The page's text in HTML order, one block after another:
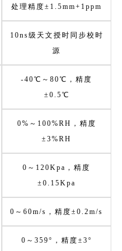
处理精度±1.5mm+1ppm
10ns级天文授时同步校时
源
-40℃～80℃，精度
±0.5℃
0%～100%RH，精度
±3%RH
0～120Kpa，精度
±0.15Kpa
0～60m/s，精度±0.2m/s
0～359°，精度±3°